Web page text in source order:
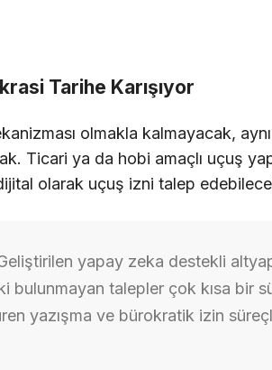
Tarihe Karışıyor
olmakla kalmayacak,
Ticari ya da hobi amaçlı uçuş
olarak uçuş izni talep
yapay zeka destekli
bulunmayan talepler çok kısa bir
yazışma ve bürokratik izin